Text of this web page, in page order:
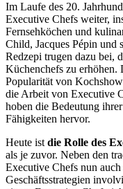
Im Laufe des 20.
Executive Chefs weiter,
Fernsehköchen und
Child, Jacques Pépin und
Redzepi trugen dazu bei,
Küchenchefs zu erhöhen.
Popularität von
die Arbeit von Executive
hoben die Bedeutung
Fähigkeiten hervor.
Heute ist die Rolle des
als je zuvor. Neben den
Executive Chefs nun
Geschäftsstrategien